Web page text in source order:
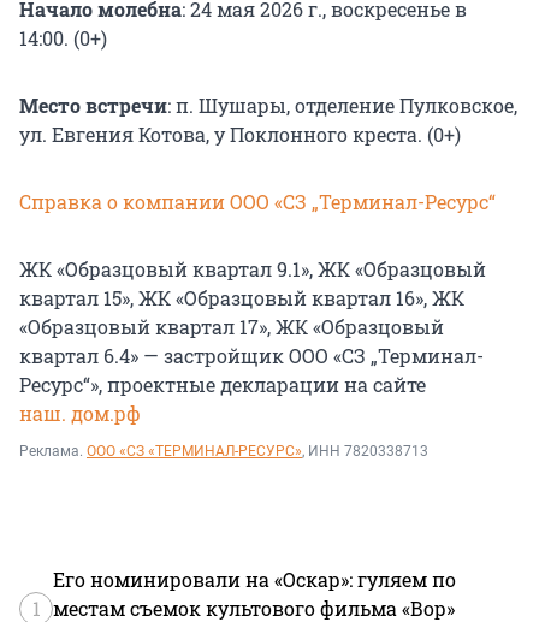
Начало молебна: 24 мая 2026 г., воскресенье в
14:00. (0+)
Место встречи: п. Шушары, отделение Пулковское,
ул. Евгения Котова, у Поклонного креста. (0+)
Справка о компании ООО «СЗ „Терминал-Ресурс“
ЖК «Образцовый квартал 9.1», ЖК «Образцовый
квартал 15», ЖК «Образцовый квартал 16», ЖК
«Образцовый квартал 17», ЖК «Образцовый
квартал 6.4» — застройщик ООО «СЗ „Терминал-
Ресурс“», проектные декларации на сайте
наш. дом.рф
Реклама. ООО «СЗ «ТЕРМИНАЛ-РЕСУРС», ИНН 7820338713
1
Его номинировали на «Оскар»: гуляем по
местам съемок культового фильма «Вор»